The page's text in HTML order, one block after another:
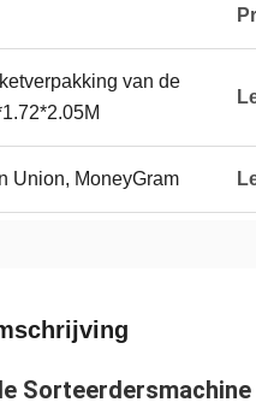
van de
Union, MoneyGram